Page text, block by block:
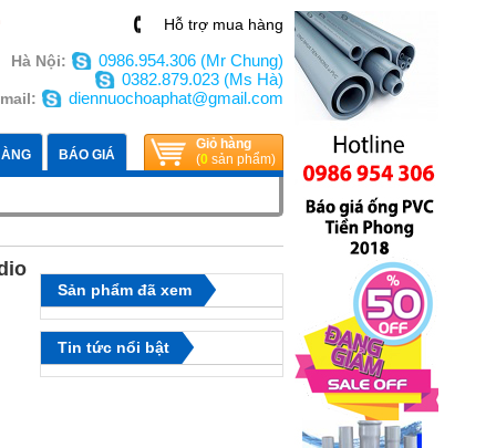
Hỗ trợ mua hàng
Hà Nội:
0986.954.306 (Mr Chung)
0382.879.023 (Ms Hà)
diennuochoaphat@gmail.com
BÁO GIÁ
Giỏ hàng
(0 sản phẩm)
Sản phẩm đã xem
Tin tức nổi bật